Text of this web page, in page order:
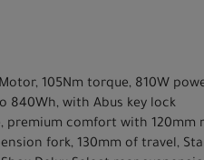
105Nm torque, 810W
840Wh, with Abus key lock
premium comfort with
fork, 130mm of travel,